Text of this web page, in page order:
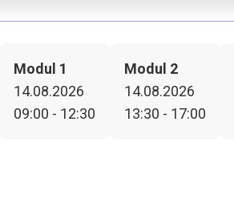
Modul 1
14.08.2026
09:00 - 12:30
Modul 2
14.08.2026
13:30 - 17:00